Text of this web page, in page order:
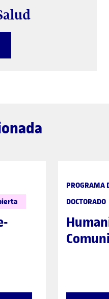
PROGRAMA
DOCTORADO